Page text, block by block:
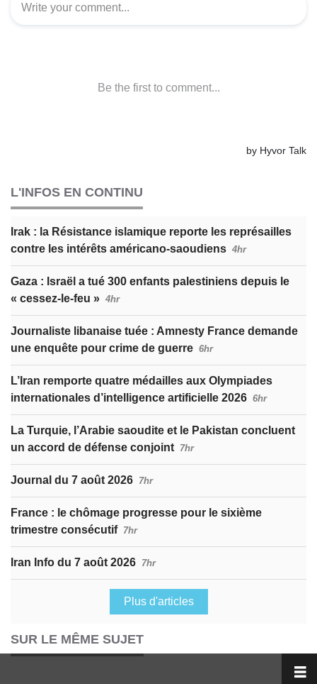
L'INFOS EN CONTINU
Irak : la Résistance islamique reporte les représailles
contre les intérêts américano-saoudiens 4hr
Gaza : Israël a tué 300 enfants palestiniens depuis le
« cessez-le-feu » 4hr
Journaliste libanaise tuée : Amnesty France demande
une enquête pour crime de guerre 6hr
L’Iran remporte quatre médailles aux Olympiades
internationales d’intelligence artificielle 2026 6hr
La Turquie, l’Arabie saoudite et le Pakistan concluent
un accord de défense conjoint 7hr
Journal du 7 août 2026 7hr
France : le chômage progresse pour le sixième
trimestre consécutif 7hr
Iran Info du 7 août 2026 7hr
Plus d'articles
SUR LE MÊME SUJET